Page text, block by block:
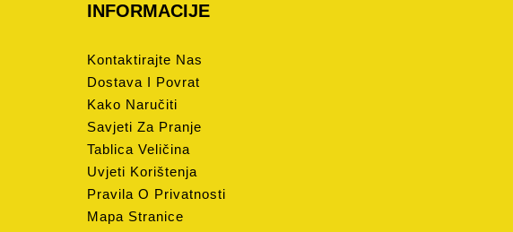
INFORMACIJE
Kontaktirajte Nas
Dostava I Povrat
Kako Naručiti
Savjeti Za Pranje
Tablica Veličina
Uvjeti Korištenja
Pravila O Privatnosti
Mapa Stranice